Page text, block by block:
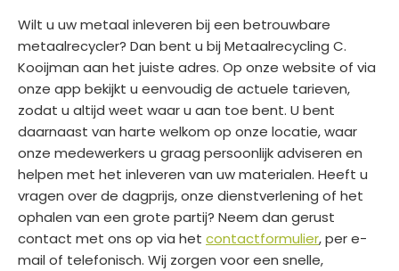
Wilt u uw metaal inleveren bij een betrouwbare
metaalrecycler? Dan bent u bij Metaalrecycling C.
Kooijman aan het juiste adres. Op onze website of via
onze app bekijkt u eenvoudig de actuele tarieven,
zodat u altijd weet waar u aan toe bent. U bent
daarnaast van harte welkom op onze locatie, waar
onze medewerkers u graag persoonlijk adviseren en
helpen met het inleveren van uw materialen. Heeft u
vragen over de dagprijs, onze dienstverlening of het
ophalen van een grote partij? Neem dan gerust
contact met ons op via het contactformulier, per e-
mail of telefonisch. Wij zorgen voor een snelle,